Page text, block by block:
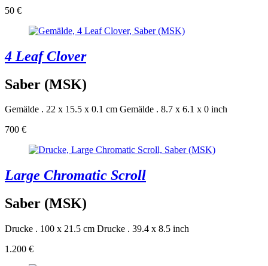
50 €
4 Leaf Clover
Saber (MSK)
Gemälde . 22 x 15.5 x 0.1 cm Gemälde . 8.7 x 6.1 x 0 inch
700 €
Large Chromatic Scroll
Saber (MSK)
Drucke . 100 x 21.5 cm Drucke . 39.4 x 8.5 inch
1.200 €